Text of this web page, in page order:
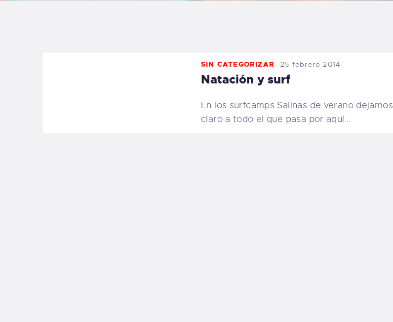
CONTACTO
CARRITO
TIENDA FAMILY
SIN CATEGORIZAR 25 febrero 2014
Natación y surf
En los surfcamps Salinas de verano dejamos
claro a todo el que pasa por aquí…